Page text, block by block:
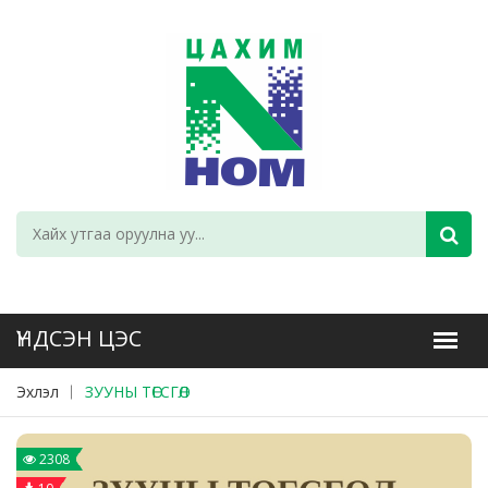
Эхлэл ЗУУНЫ ТӨГСГӨЛ
2308